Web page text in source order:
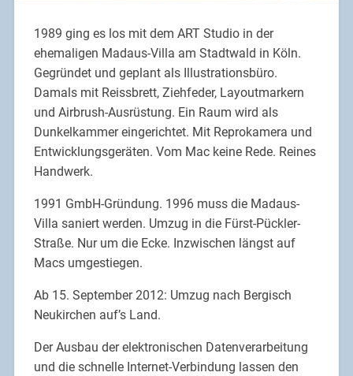
1989 ging es los mit dem ART Studio in der
ehemaligen Madaus-Villa am Stadtwald in Köln.
Gegründet und geplant als Illustrationsbüro.
Damals mit Reissbrett, Ziehfeder, Layoutmarkern
und Airbrush-Ausrüstung. Ein Raum wird als
Dunkelkammer eingerichtet. Mit Reprokamera und
Entwicklungsgeräten. Vom Mac keine Rede. Reines
Handwerk.
1991 GmbH-Gründung. 1996 muss die Madaus-
Villa saniert werden. Umzug in die Fürst-Pückler-
Straße. Nur um die Ecke. Inzwischen längst auf
Macs umgestiegen.
Ab 15. September 2012: Umzug nach Bergisch
Neukirchen auf’s Land.
Der Ausbau der elektronischen Datenverarbeitung
und die schnelle Internet-Verbindung lassen den